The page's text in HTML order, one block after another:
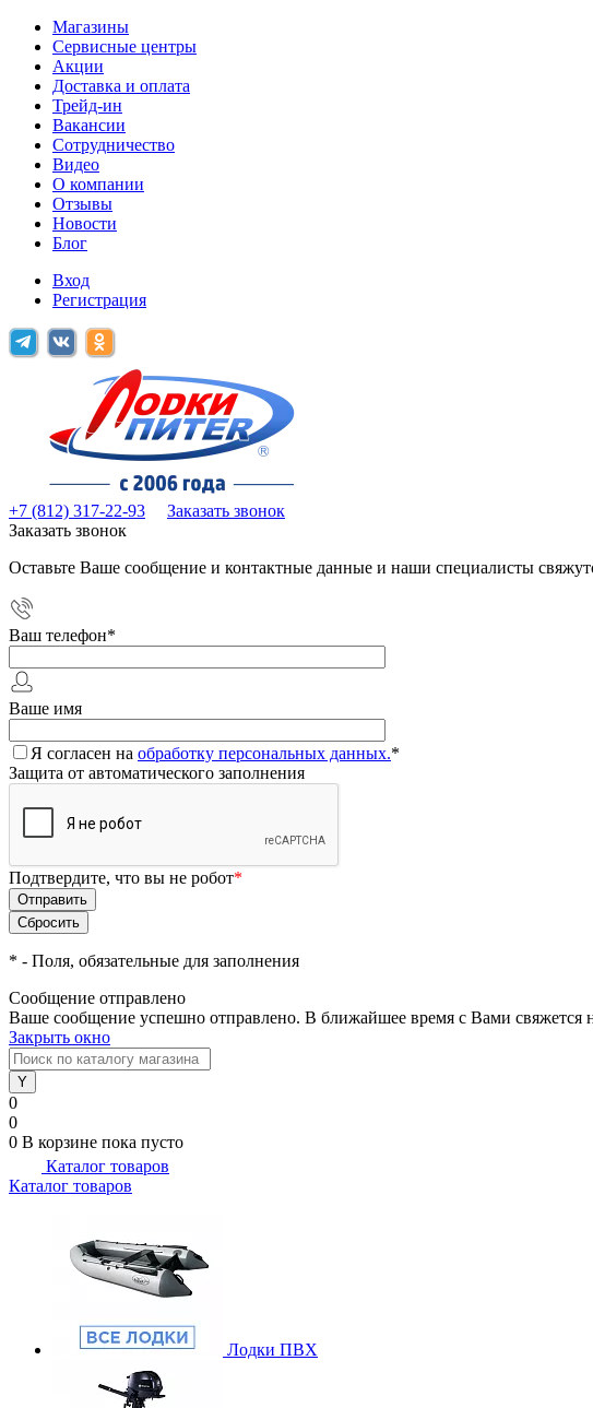
Магазины
Сервисные центры
Акции
Доставка и оплата
Трейд-ин
Вакансии
Сотрудничество
Видео
О компании
Отзывы
Новости
Блог
Вход
Регистрация
+7 (812) 317-22-93
Заказать звонок
Заказать звонок
Оставьте Ваше сообщение и контактные данные и наши специалисты
Ваш телефон*
Ваше имя
Я согласен на обработку персональных данных.*
Защита от автоматического заполнения
Подтвердите, что вы не робот*
* - Поля, обязательные для заполнения
Сообщение отправлено
Ваше сообщение успешно отправлено. В ближайшее время с Вами свяжется
Закрыть окно
0
0
0 В корзине пока пусто
Каталог товаров
Каталог товаров
Лодки ПВХ